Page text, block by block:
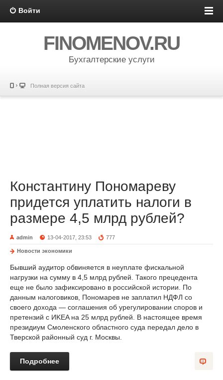
Войти
FINOMENOV.RU
Бухгалтерские услуги
Полная версия сайта
Константину Пономареву
придется уплатить налоги в
размере 4,5 млрд рублей?
admin 13-04-2017, 23:53 777
Новости экономики
Бывший аудитор обвиняется в неуплате фискальной
нагрузки на сумму в 4,5 млрд рублей. Такого прецедента
еще не было зафиксировано в российской истории. По
данным налоговиков, Пономарев не заплатил НДФЛ со
своего дохода — соглашения об урегулировании споров и
претензий с ИKEA на 25 млрд рублей. В настоящее время
президиум Смоленского областного суда передал дело в
Тверской районный суд г. Москвы.
Подробнее